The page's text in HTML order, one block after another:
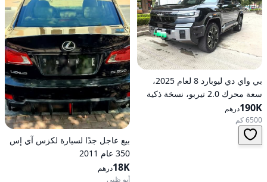
بي واي دي ليوبارد 8 لعام 2025،
سعة محرك 2.0 تيربو، نسخة ذكية
رائدة هجينة ذات دفع كلي على
العجلات
190Kدرهم
6500 كم
بيع عاجل جدًا لسيارة لكزس آي إس
350 عام 2011
18Kدرهم
أبو ظبي